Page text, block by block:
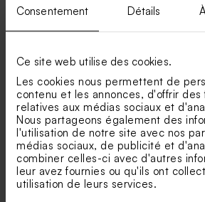
Consentement Détails
Ce site web utilise des cookies.
Les cookies nous permettent de
contenu et les annonces, d'offrir des
relatives aux médias sociaux et
Nous partageons également des
l'utilisation de notre site avec nos
médias sociaux, de publicité et
combiner celles-ci avec d'autres
leur avez fournies ou qu'ils ont
utilisation de leurs services.
Mini pot en verre et son
couvercle en liège